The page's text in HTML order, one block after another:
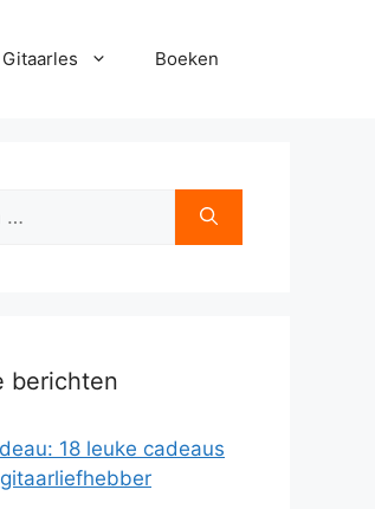
Gitaarles Boeken
berichten
18 leuke cadeaus